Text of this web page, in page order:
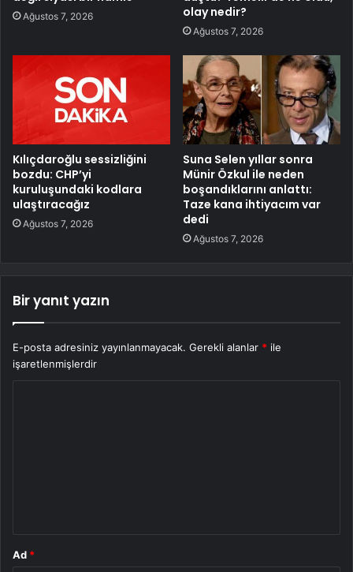
Ağustos 7, 2026
olay nedir?
Ağustos 7, 2026
Kılıçdaroğlu sessizliğini
bozdu: CHP’yi
kuruluşundaki kodlara
ulaştıracağız
Ağustos 7, 2026
Suna Selen yıllar sonra
Münir Özkul ile neden
boşandıklarını anlattı:
Taze kana ihtiyacım var
dedi
Ağustos 7, 2026
Bir yanıt yazın
E-posta adresiniz yayınlanmayacak. Gerekli alanlar * ile
işaretlenmişlerdir
Ad *